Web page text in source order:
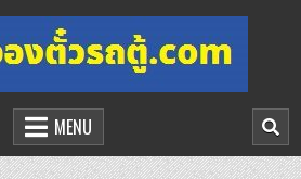
ลน์
ลน์
MENU